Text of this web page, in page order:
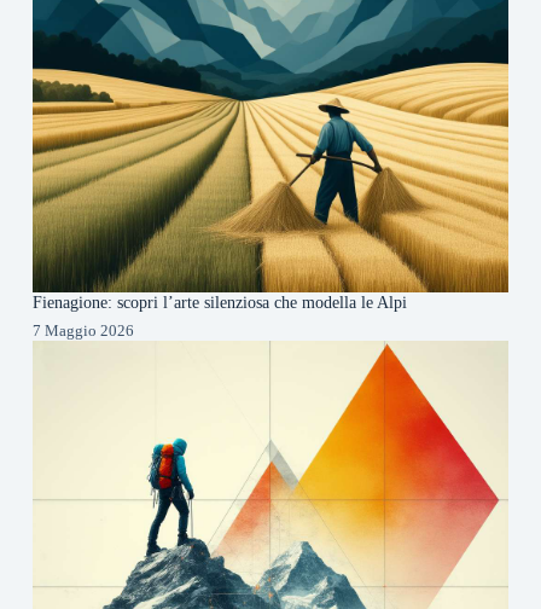
Fienagione: scopri l’arte silenziosa che modella le Alpi
7 Maggio 2026